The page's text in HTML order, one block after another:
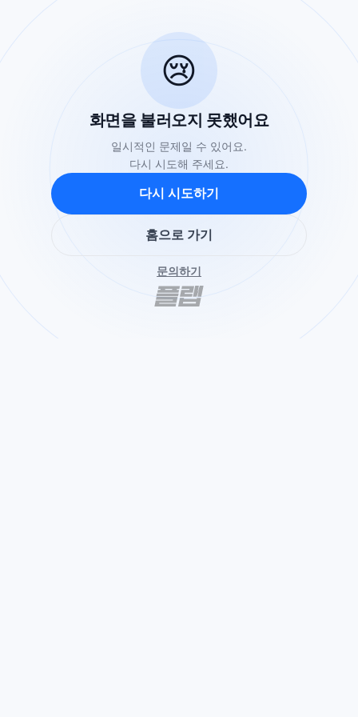
😢
화면을 불러오지 못했어요
일시적인 문제일 수 있어요.
다시 시도해 주세요.
다시 시도하기
홈으로 가기
문의하기